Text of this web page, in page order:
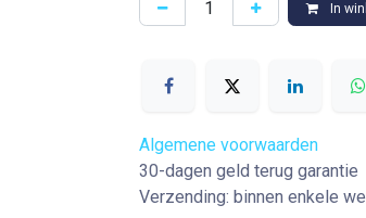
In
Algemene voorwaarden
30-dagen geld terug garantie
Verzending: binnen enkele